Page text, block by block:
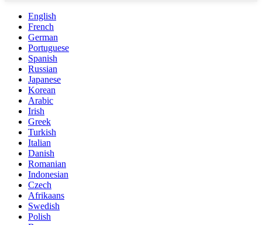
English
French
German
Portuguese
Spanish
Russian
Japanese
Korean
Arabic
Irish
Greek
Turkish
Italian
Danish
Romanian
Indonesian
Czech
Afrikaans
Swedish
Polish